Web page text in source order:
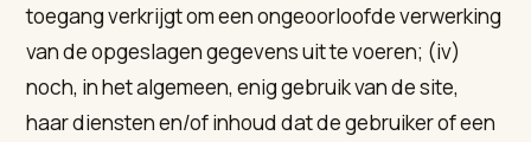
toegang verkrijgt om een ongeoorloofde verwerking
van de opgeslagen gegevens uit te voeren; (iv)
noch, in het algemeen, enig gebruik van de site,
haar diensten en/of inhoud dat de gebruiker of een